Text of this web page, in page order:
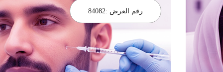
رقم العرض :84082